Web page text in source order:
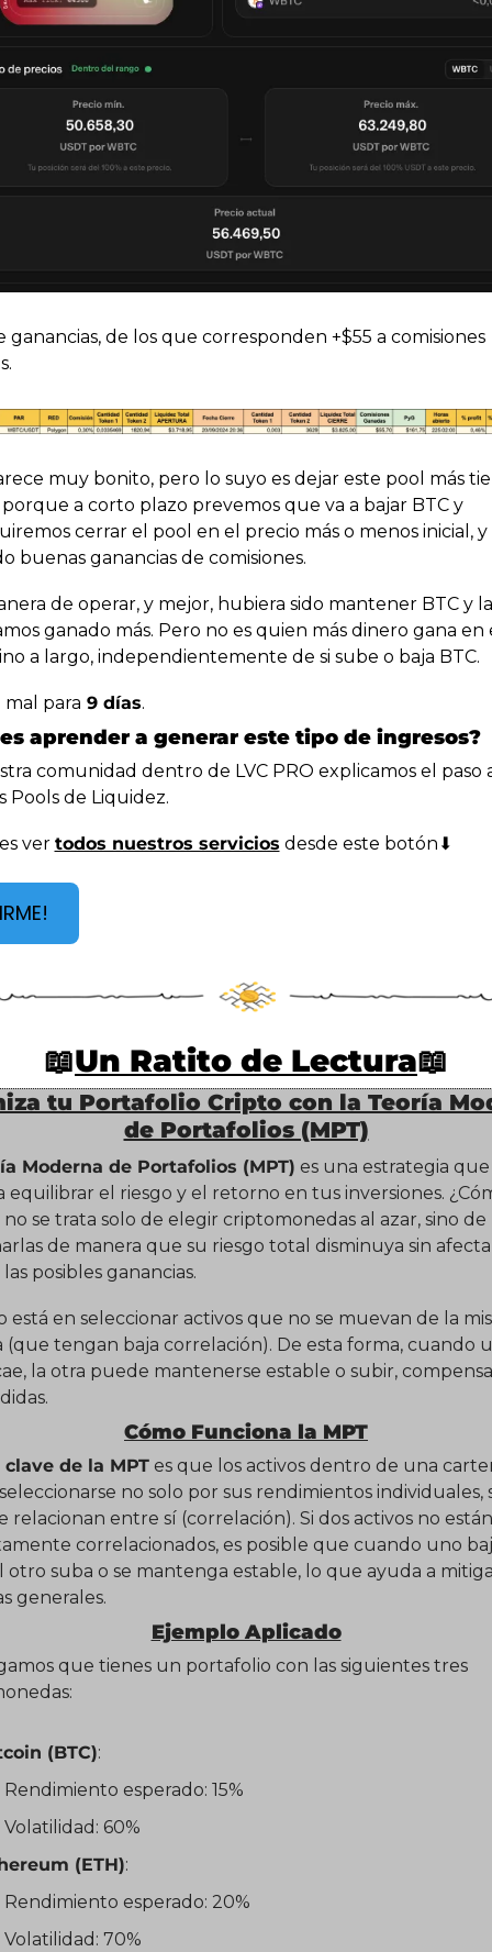
ganancias, de los que corresponden +$55 a comisiones
muy bonito, pero lo suyo es dejar este pool más
a corto plazo prevemos que va a bajar BTC y
cerrar el pool en el precio más o menos inicial,
buenas ganancias de comisiones.
de operar, y mejor, hubiera sido mantener BTC y
ganado más. Pero no es quien más dinero gana en
a largo, independientemente de si sube o baja BTC.
mal para 9 días.
aprender a generar este tipo de ingresos?
comunidad dentro de LVC PRO explicamos el paso
Pools de Liquidez.
ver todos nuestros servicios desde este botón⬇️
📖Un Ratito de Lectura📖
tu Portafolio Cripto con la Teoría
de Portafolios (MPT)
Moderna de Portafolios (MPT) es una estrategia
equilibrar el riesgo y el retorno en tus inversiones.
no se trata solo de elegir criptomonedas al azar, sino de
de manera que su riesgo total disminuya sin
posibles ganancias.
está en seleccionar activos que no se muevan de la
(que tengan baja correlación). De esta forma, cuando
la otra puede mantenerse estable o subir,
Cómo Funciona la MPT
de la MPT es que los activos dentro de una
no solo por sus rendimientos individuales,
relacionan entre sí (correlación). Si dos activos no están
correlacionados, es posible que cuando uno
otro suba o se mantenga estable, lo que ayuda a
generales.
Ejemplo Aplicado
que tienes un portafolio con las siguientes tres
(BTC):
Rendimiento esperado: 15%
Volatilidad: 60%
(ETH):
Rendimiento esperado: 20%
Volatilidad: 70%